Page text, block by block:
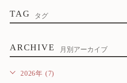
TAG タグ
ARCHIVE 月別アーカイブ
2026年 (7)